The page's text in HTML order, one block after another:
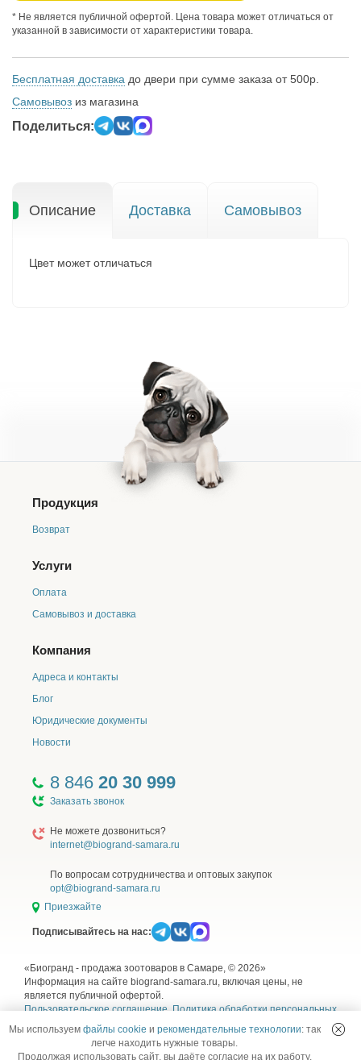
* Не является публичной офертой. Цена товара может отличаться от
указанной в зависимости от характеристики товара.
Бесплатная доставка до двери при сумме заказа от 500р.
Самовывоз из магазина
Поделиться:
Описание Доставка Самовывоз
Цвет может отличаться
Продукция
Возврат
Услуги
Оплата
Самовывоз и доставка
Компания
Адреса и контакты
Блог
Юридические документы
Новости
8 846 20 30 999
Заказать звонок
Не можете дозвониться?
internet@biogrand-samara.ru
По вопросам сотрудничества и оптовых закупок
opt@biogrand-samara.ru
Приезжайте
Подписывайтесь на нас:
«Биогранд - продажа зоотоваров в Самаре, © 2026»
Информация на сайте biogrand-samara.ru, включая цены, не
является публичной офертой.
Пользовательское соглашение,Политика обработки персональных
Согласие на обработку персональных данных
использования рекомендательных технологий
Мы используем файлы cookie и рекомендательные технологии: так
легче находить нужные товары.
Продолжая использовать сайт, вы даёте согласие на их работу.